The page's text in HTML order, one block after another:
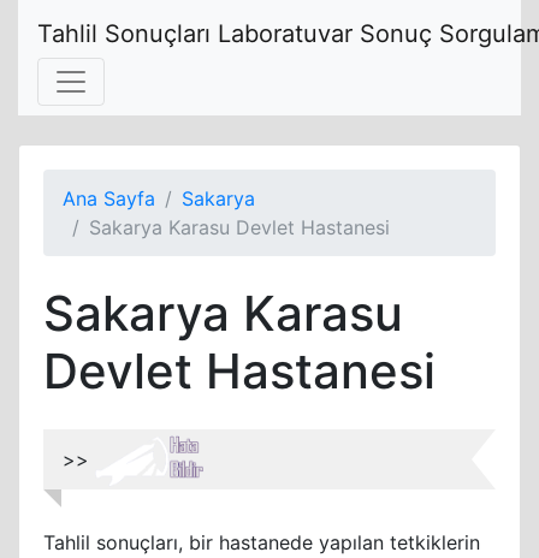
Tahlil Sonuçları Laboratuvar Sonuç
Ana Sayfa
Sakarya
Sakarya Karasu Devlet Hastanesi
Sakarya Karasu
Devlet Hastanesi
>>
Tahlil sonuçları, bir hastanede yapılan tetkiklerin